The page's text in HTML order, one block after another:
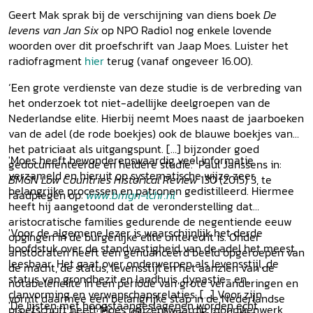
Geert Mak sprak bij de verschijning van diens boekDe
levens van Jan Sixop NPO Radio1 nog enkele lovende
woorden over dit proefschrift van Jaap Moes. Luister het
radiofragment hierterug (vanaf ongeveer 16.00).
‘Een grote verdienste van deze studie is de verbreding van
het onderzoek tot niet-adellijke deelgroepen van de
Nederlandse elite. Hierbij neemt Moes naast de jaarboeken
van de adel (de rode boekjes) ook de blauwe boekjes van
het patriciaat als uitgangspunt. […] bijzonder goed
gedocumenteerde en heldere studie.’ Paul Janssens in:
BMGN Low Countries Historical Review130 (2015) 3, te
raadplegen op:www.bmgn-lchr.nl
'Moes heeft bewonderenswaardig veel informatie
verzameld en hieruit op systematische wijze zeer
belangrijke processen en patronen gedistilleerd. Hiermee
heeft hij aangetoond dat de veronderstelling dat
aristocratische families gedurende de negentiende eeuw
opgingen in de burgerlijke elite onterecht is. Onder
aristocraten heeft een genuanceerd beeld opgeroepen van
de macht, de status, levensstijl en het aanzien van de
notabelenelite in een periode van grote veranderingen en
vormt daarmee een belangrijke stap in de Nederlandse
'Voor de algemene lezer is waarschijnlijk het derde
hoofdstuk over de standvastigheid van de adel het meest
leesbaar. Het gaat over onderwerpen als levensstijl, de
status van grondbezit en landhuis, dynastie- en
clanvorming en verwanschapsrelaties. [...] Voor zijn
proefschrift heeft Moes prijzenswaardig monnikenwerk
'De lijsten met hoogstaangeslagenen worden echt